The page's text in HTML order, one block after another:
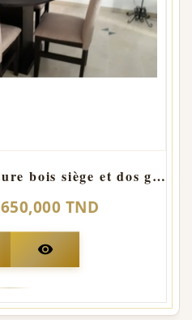
Salle a manger structure bois siège et dos garnis 4 places ronde
650,000 TND
visibility